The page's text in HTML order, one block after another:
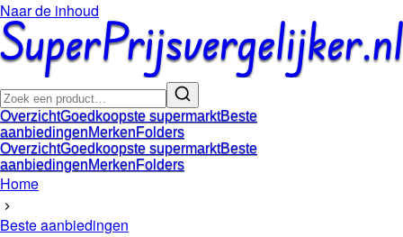
Naar de inhoud
OverzichtGoedkoopste supermarktBeste
aanbiedingenMerkenFolders
OverzichtGoedkoopste supermarktBeste
aanbiedingenMerkenFolders
Home
Beste aanbiedingen